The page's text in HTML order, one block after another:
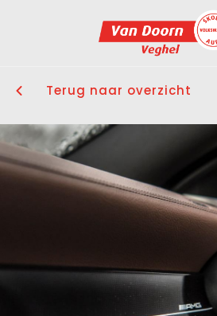
Terug naar overzicht